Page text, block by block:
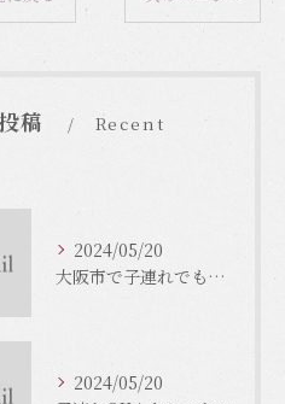
稿
Recent
2024/05/20
大阪市で子連れでもOKなネイルサロンがいっぱい！
2024/05/20